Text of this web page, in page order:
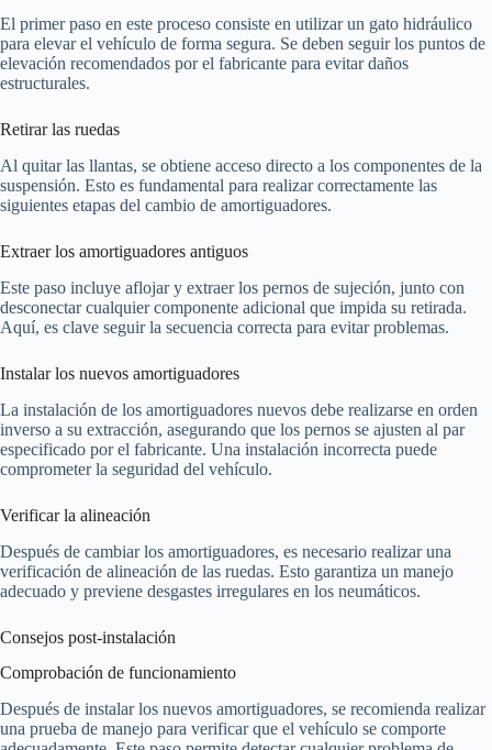
El primer paso en este proceso consiste en utilizar un gato hidráulico
para elevar el vehículo de forma segura. Se deben seguir los puntos de
elevación recomendados por el fabricante para evitar daños
estructurales.
Retirar las ruedas
Al quitar las llantas, se obtiene acceso directo a los componentes de la
suspensión. Esto es fundamental para realizar correctamente las
siguientes etapas del cambio de amortiguadores.
Extraer los amortiguadores antiguos
Este paso incluye aflojar y extraer los pernos de sujeción, junto con
desconectar cualquier componente adicional que impida su retirada.
Aquí, es clave seguir la secuencia correcta para evitar problemas.
Instalar los nuevos amortiguadores
La instalación de los amortiguadores nuevos debe realizarse en orden
inverso a su extracción, asegurando que los pernos se ajusten al par
especificado por el fabricante. Una instalación incorrecta puede
comprometer la seguridad del vehículo.
Verificar la alineación
Después de cambiar los amortiguadores, es necesario realizar una
verificación de alineación de las ruedas. Esto garantiza un manejo
adecuado y previene desgastes irregulares en los neumáticos.
Consejos post-instalación
Comprobación de funcionamiento
Después de instalar los nuevos amortiguadores, se recomienda realizar
una prueba de manejo para verificar que el vehículo se comporte